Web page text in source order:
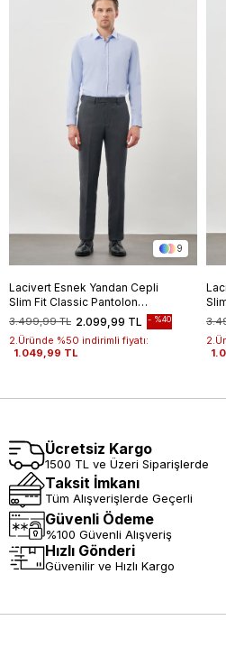
9
Lacivert Esnek Yandan Cepli
Slim Fit Classic Pantolon
1003245209 2.099,99 TL
3.499,99 TL %40
2.Üründe %50 indirimli fiyatı:
1.049,99 TL
Ücretsiz Kargo
1500 TL ve Üzeri Siparişlerde
Taksit İmkanı
Tüm Alışverişlerde Geçerli
Güvenli Ödeme
%100 Güvenli Alışveriş
Hızlı Gönderi
Güvenilir ve Hızlı Kargo